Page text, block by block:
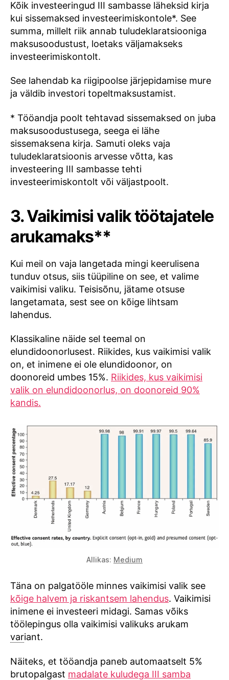
Kõik investeeringud III sambasse läheksid kirja
kui sissemaksed investeerimiskontole*. See
summa, millelt riik annab tuludeklaratsiooniga
maksusoodustust, loetaks väljamakseks
investeerimiskontolt.
See lahendab ka riigipoolse järjepidamise mure
ja väldib investori topeltmaksustamist.
* Tööandja poolt tehtavad sissemaksed on juba
maksusoodustusega, seega ei lähe
sissemaksena kirja. Samuti oleks vaja
tuludeklaratsioonis arvesse võtta, kas
investeering III sambasse tehti
investeerimiskontolt või väljastpoolt.
3. Vaikimisi valik töötajatele
arukamaks**
Kui meil on vaja langetada mingi keerulisena
tunduv otsus, siis tüüpiline on see, et valime
vaikimisi valiku. Teisisõnu, jätame otsuse
langetamata, sest see on kõige lihtsam
lahendus.
Klassikaline näide sel teemal on
elundidoonorlusest. Riikides, kus vaikimisi valik
on, et inimene ei ole elundidoonor, on
doonoreid umbes 15%. Riikides, kus vaikimisi
valik on elundidoonorlus, on doonoreid 90%
kandis.
Allikas: Medium
Täna on palgatööle minnes vaikimisi valik see
kõige halvem ja riskantsem lahendus. Vaikimisi
inimene ei investeeri midagi. Samas võiks
töölepingus olla vaikimisi valikuks arukam
variant.
Näiteks, et tööandja paneb automaatselt 5%
brutopalgast madalate kuludega III samba